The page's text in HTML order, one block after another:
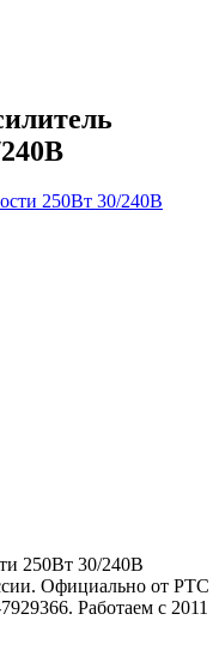
250Вт 30/240В
Официально от РТС
Работаем с 2011